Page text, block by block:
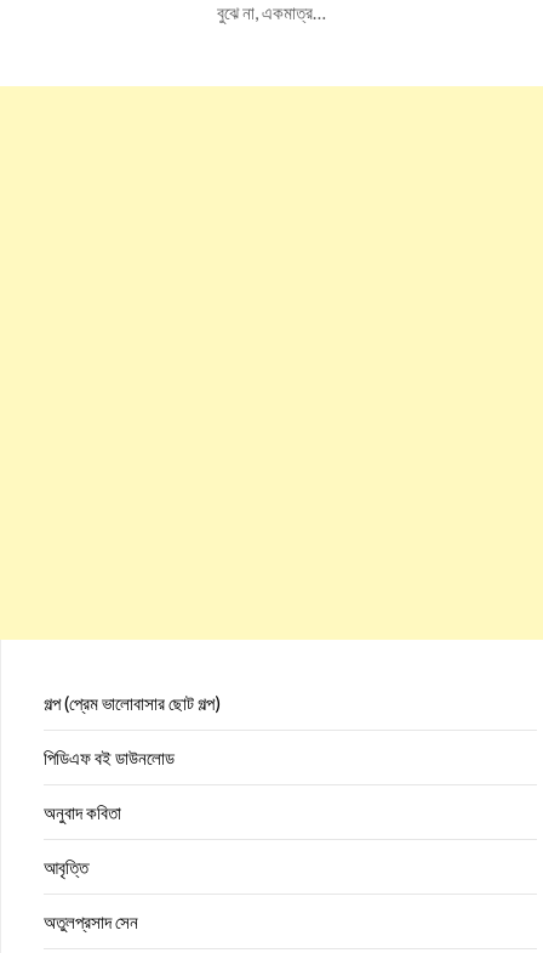
বুঝে না, একমাত্র…
গল্প (প্রেম ভালোবাসার ছোট গল্প)
পিডিএফ বই ডাউনলোড
অনুবাদ কবিতা
আবৃত্তি
অতুলপ্রসাদ সেন